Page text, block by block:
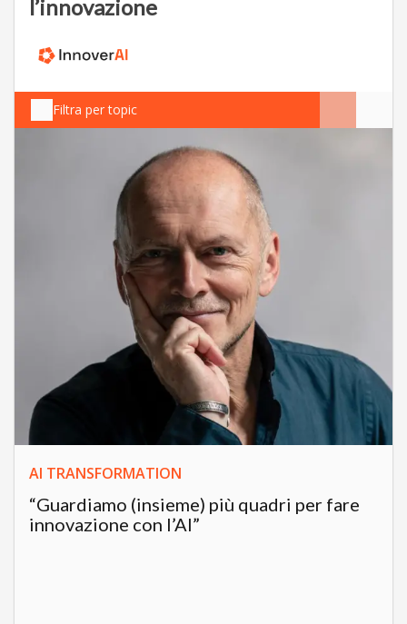
l’innovazione
Filtra per topic
AI TRANSFORMATION
“Guardiamo (insieme) più quadri per fare
innovazione con l’AI”